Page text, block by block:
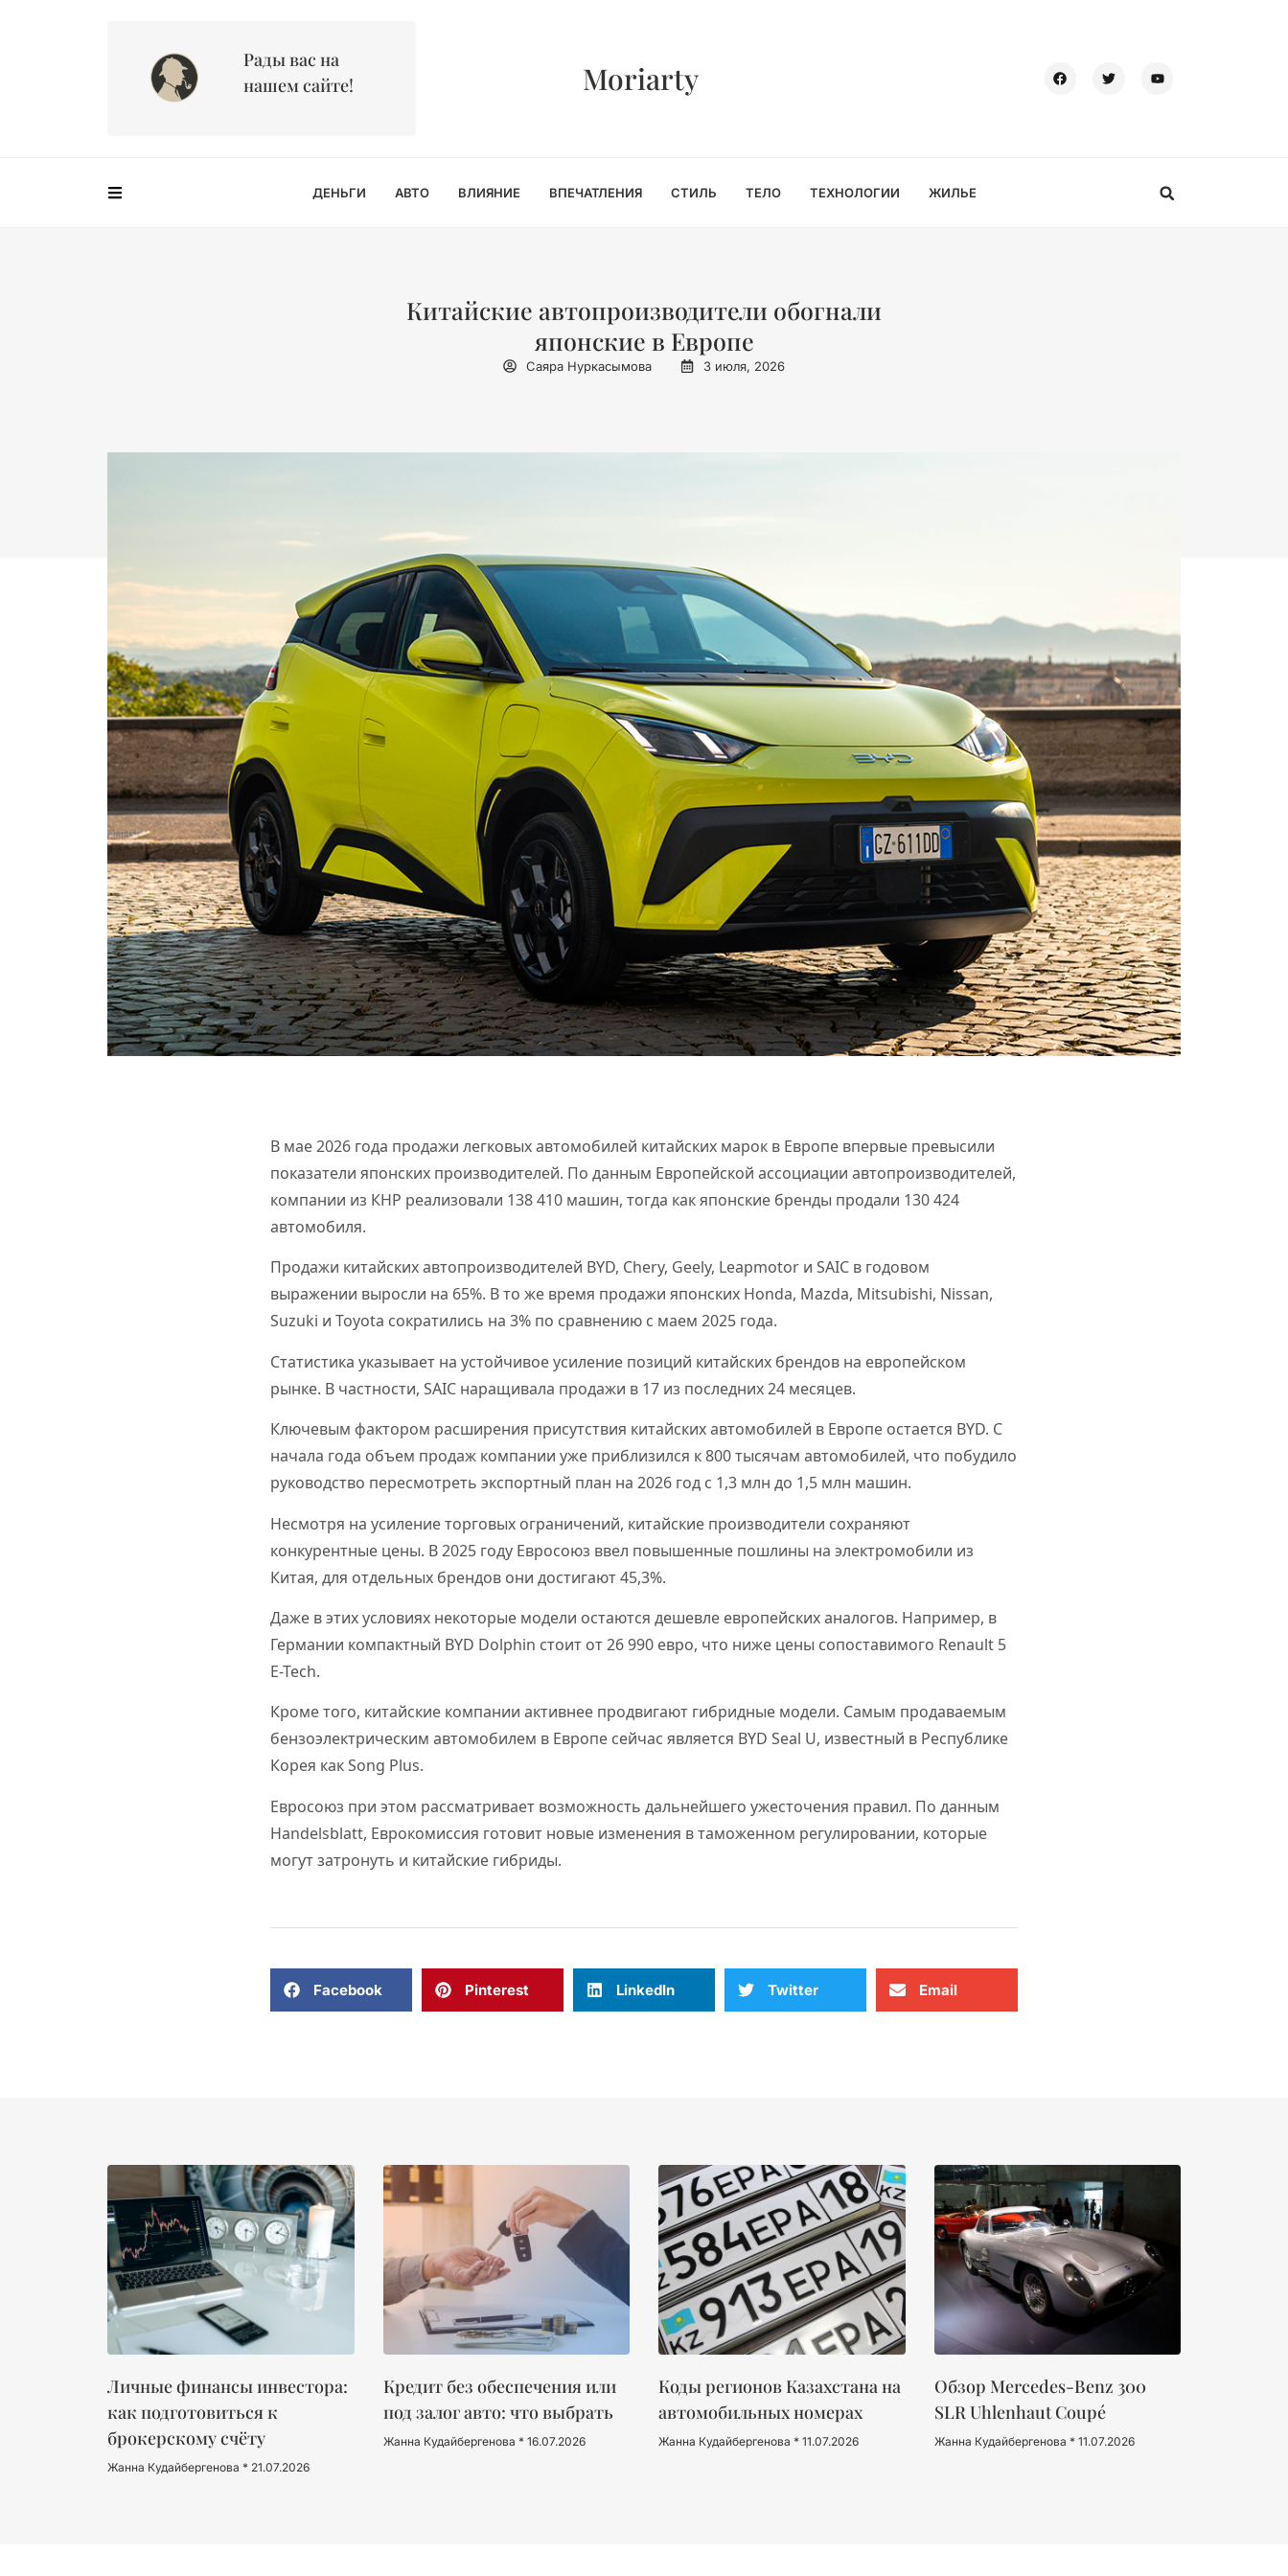
Рады вас на
нашем сайте!
Moriarty
ДЕНЬГИ АВТО ВЛИЯНИЕ ВПЕЧАТЛЕНИЯ СТИЛЬ ТЕЛО ТЕХНОЛОГИИ ЖИЛЬЕ
Китайские автопроизводители обогнали
японские в Европе
Саяра Нуркасымова 3 июля, 2026
В мае 2026 года продажи легковых автомобилей китайских марок в Европе впервые превысили
показатели японских производителей. По данным Европейской ассоциации автопроизводителей,
компании из КНР реализовали 138 410 машин, тогда как японские бренды продали 130 424
автомобиля.
Продажи китайских автопроизводителей BYD, Chery, Geely, Leapmotor и SAIC в годовом
выражении выросли на 65%. В то же время продажи японских Honda, Mazda, Mitsubishi, Nissan,
Suzuki и Toyota сократились на 3% по сравнению с маем 2025 года.
Статистика указывает на устойчивое усиление позиций китайских брендов на европейском
рынке. В частности, SAIC наращивала продажи в 17 из последних 24 месяцев.
Ключевым фактором расширения присутствия китайских автомобилей в Европе остается BYD. С
начала года объем продаж компании уже приблизился к 800 тысячам автомобилей, что побудило
руководство пересмотреть экспортный план на 2026 год с 1,3 млн до 1,5 млн машин.
Несмотря на усиление торговых ограничений, китайские производители сохраняют
конкурентные цены. В 2025 году Евросоюз ввел повышенные пошлины на электромобили из
Китая, для отдельных брендов они достигают 45,3%.
Даже в этих условиях некоторые модели остаются дешевле европейских аналогов. Например, в
Германии компактный BYD Dolphin стоит от 26 990 евро, что ниже цены сопоставимого Renault 5
E-Tech.
Кроме того, китайские компании активнее продвигают гибридные модели. Самым продаваемым
бензоэлектрическим автомобилем в Европе сейчас является BYD Seal U, известный в Республике
Корея как Song Plus.
Евросоюз при этом рассматривает возможность дальнейшего ужесточения правил. По данным
Handelsblatt, Еврокомиссия готовит новые изменения в таможенном регулировании, которые
могут затронуть и китайские гибриды.
Facebook Pinterest LinkedIn Twitter Email
Личные финансы инвестора:
как подготовиться к
брокерскому счёту
Жанна Кудайбергенова 21.07.2026
Кредит без обеспечения или
под залог авто: что выбрать
Жанна Кудайбергенова 16.07.2026
Коды регионов Казахстана на
автомобильных номерах
Жанна Кудайбергенова 11.07.2026
Обзор Mercedes-Benz 300
SLR Uhlenhaut Coupé
Жанна Кудайбергенова 11.07.2026